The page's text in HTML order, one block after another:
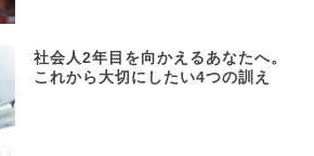
社会人2年目を向かえるあなたへ。
これから大切にしたい4つの訓え